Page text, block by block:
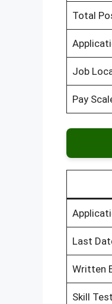
Total
Job
Pay
Last
Written
Skill